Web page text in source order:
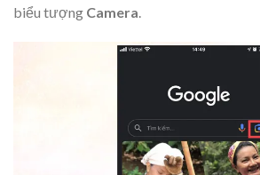
biểu tượng Camera.